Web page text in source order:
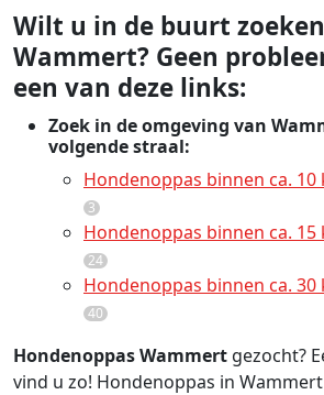
Wilt u in de buurt
Wammert? Geen
een van deze links:
Zoek in de omgeving van
volgende straal:
Hondenoppas binnen ca.
3
Hondenoppas binnen ca.
24
Hondenoppas binnen ca.
40
Hondenoppas Wammert gezocht?
vind u zo! Hondenoppas in